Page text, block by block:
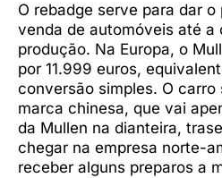
O rebadge serve para dar
venda de automóveis até a
produção. Na Europa, o
por 11.999 euros,
conversão simples. O carro
marca chinesa, que vai
da Mullen na dianteira,
chegar na empresa norte-
receber alguns preparos a